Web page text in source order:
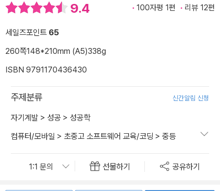
9.4 100자평 1편 리뷰 12편
세일즈포인트 65
260쪽148*210mm (A5)338g
ISBN 9791170436430
주제분류 신간알림 신청
자기계발 > 성공 > 성공학
컴퓨터/모바일 > 초중고 소프트웨어 교육/코딩 > 중등
선물하기 공유하기